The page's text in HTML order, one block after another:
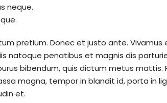
neque.
pretium. Donec et justo ante. Vivamus
natoque penatibus et magnis dis
bibendum, quis dictum metus mattis.
magna, tempor in blandit id, porta in
et.